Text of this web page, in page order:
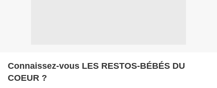
Connaissez-vous LES RESTOS-BÉBÉS DU
COEUR ?